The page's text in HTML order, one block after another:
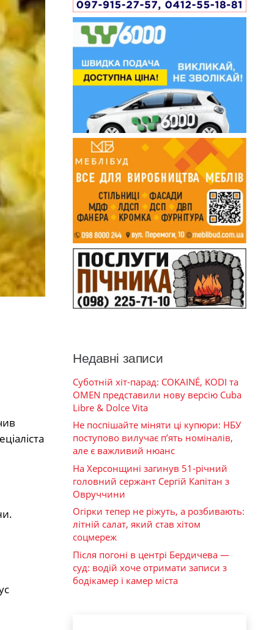
Недавні записи
Суботній хіт-парад: COKAINÉ, KODI та
OMEN представили нову версію Cuba
Libre & Dolce Vita
Не поспішайте міняти ці купюри: НБУ
поступово вилучає п’ять номіналів,
але є важливий нюанс
На Херсонщині загинув 51-річний
головний сержант Сергій Капітан з
Овруччини
Огірки тепер не ріжуть, а розбивають:
літній салат, який став хітом
соцмереж
Після погоні в центрі Бердичева —
суд: водій хоче отримати записи з
бодікамер і камер міста